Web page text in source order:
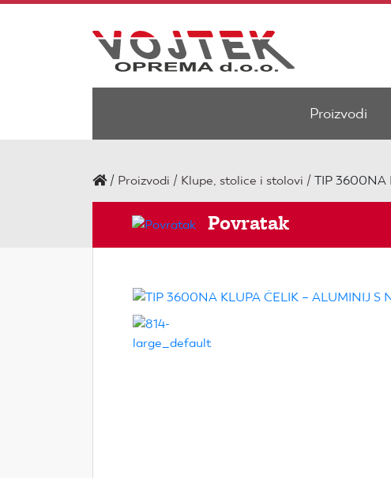
Proizvodi
/ Proizvodi Klupe, stolice i stolovi TIP 3600NA
Povratak